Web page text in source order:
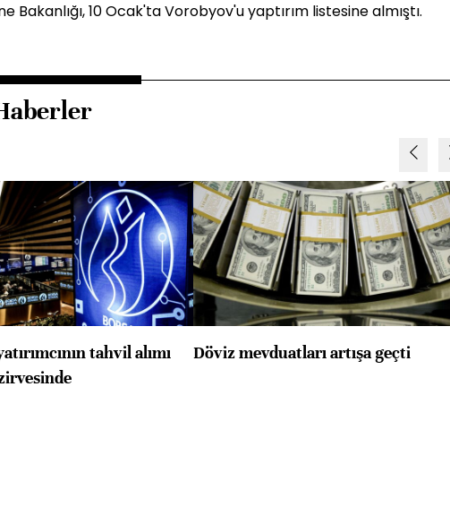
Bakanlığı, 10 Ocak'ta Vorobyov'u yaptırım listesine almıştı.
tahvil alımı
Döviz mevduatları artışa geçti